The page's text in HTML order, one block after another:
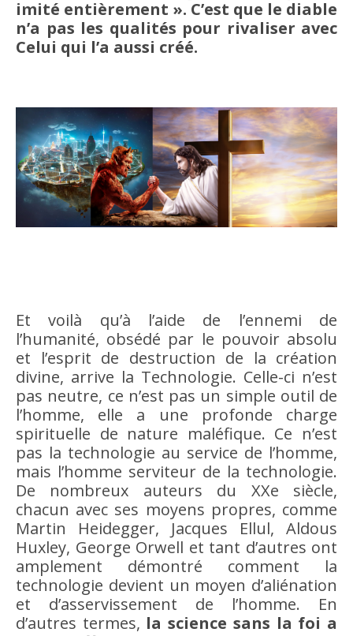
imité entièrement ». C’est que le diable
n’a pas les qualités pour rivaliser avec
Celui qui l’a aussi créé.
Et voilà qu’à l’aide de l’ennemi de
l’humanité, obsédé par le pouvoir absolu
et l’esprit de destruction de la création
divine, arrive la Technologie. Celle-ci n’est
pas neutre, ce n’est pas un simple outil de
l’homme, elle a une profonde charge
spirituelle de nature maléfique. Ce n’est
pas la technologie au service de l’homme,
mais l’homme serviteur de la technologie.
De nombreux auteurs du XXe siècle,
chacun avec ses moyens propres, comme
Martin Heidegger, Jacques Ellul, Aldous
Huxley, George Orwell et tant d’autres ont
amplement démontré comment la
technologie devient un moyen d’aliénation
et d’asservissement de l’homme. En
d’autres termes, la science sans la foi a